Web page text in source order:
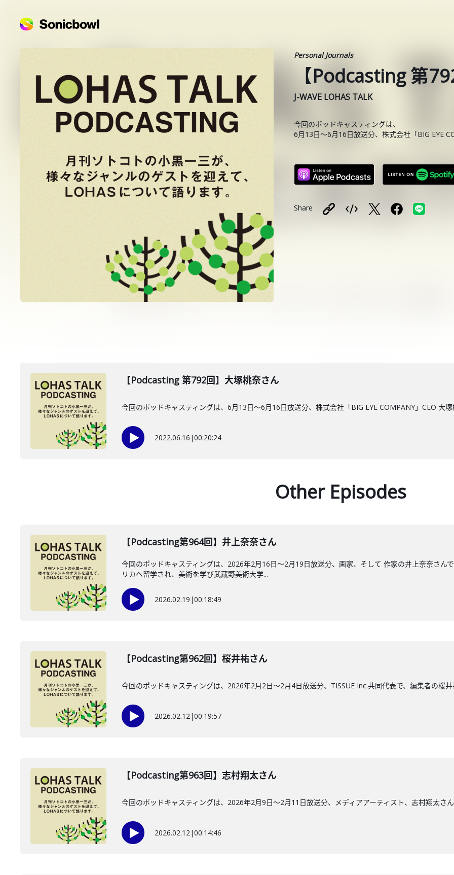
Personal Journals
【Podcasting 第
J-WAVE LOHAS TALK
今回のポッドキャスティングは、
6月13日〜6月16日放送分、株式会社「BIG EYE
Share
【Podcasting 第792回】大塚桃奈さん
今回のポッドキャスティングは、6月13日〜6月16日放送分、株式会社「BIG EYE COMPANY」CEO 大塚
2022.06.16 |00:20:24
Other Episodes
【Podcasting第964回】井上奈奈さん
今回のポッドキャスティングは、2026年2月16日〜2月19日放送分、画家、そして 作家の井上奈奈さん
リカへ留学され、美術を学び武蔵野美術大学...
2026.02.19 |00:18:49
【Podcasting第962回】桜井祐さん
今回のポッドキャスティングは、2026年2月2日〜2月4日放送分、TISSUE Inc.共同代表で、編集者の桜井
2026.02.12|00:19:57
【Podcasting第963回】志村翔太さん
今回のポッドキャスティングは、2026年2月9日〜2月11日放送分、メディアアーティスト、志村翔太さん
2026.02.12|00:14:46